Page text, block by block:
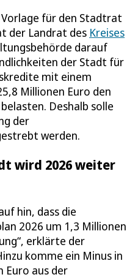
für den Stadtrat
der Landrat des Kreises
darauf
der Stadt für
mit einem
Millionen Euro den
Deshalb solle
der
werden.
wird 2026 weiter
hin, dass die
2026 um 1,3 Millionen
erklärte der
komme ein Minus in
Euro aus der